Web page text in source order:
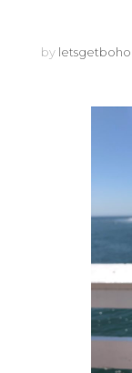
by letsgetboho